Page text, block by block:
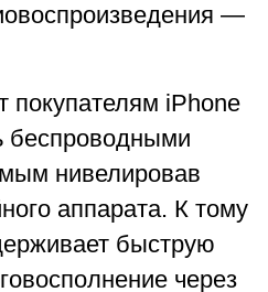
—
покупателям iPhone
беспроводными
нивелировав
аппарата. К тому
быструю
через